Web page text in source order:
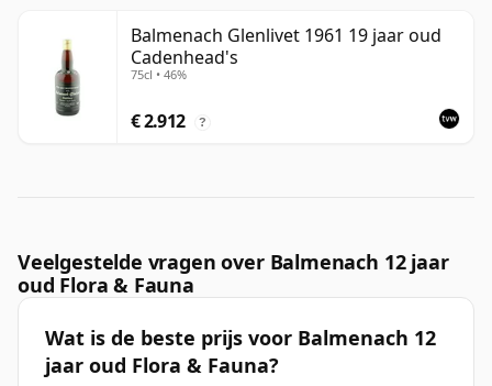
Balmenach Glenlivet 1961 19 jaar oud
Cadenhead's
75cl • 46%
€ 2.912 ?
Veelgestelde vragen over Balmenach 12 jaar
oud Flora & Fauna
Wat is de beste prijs voor Balmenach 12
jaar oud Flora & Fauna?